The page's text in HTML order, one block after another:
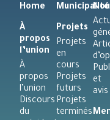
Home
À
propos
l’union
À
propos
l’union
Discours
du
Projets
Projets
en
cours
Projets
futurs
Projets
terminés
et
avis